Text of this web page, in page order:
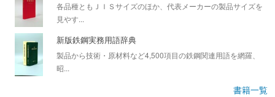
各品種ともＪＩＳサイズのほか、代表メーカーの製品サイズを
見やす...
新版鉄鋼実務用語辞典
製品から技術・原材料など4,500項目の鉄鋼関連用語を網羅、
昭...
書籍一覧